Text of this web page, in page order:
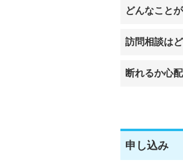
どんなこと
訪問相談は
断れるか心
申し込み